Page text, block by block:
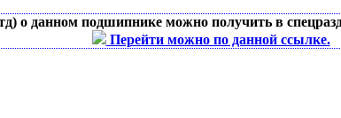
о данном подшипнике можно получить в
Перейти можно по данной ссылке.